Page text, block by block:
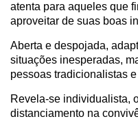
atenta para aqueles que
aproveitar de suas boas
Aberta e despojada,
situações inesperadas,
pessoas tradicionalistas
Revela-se individualista,
distanciamento na